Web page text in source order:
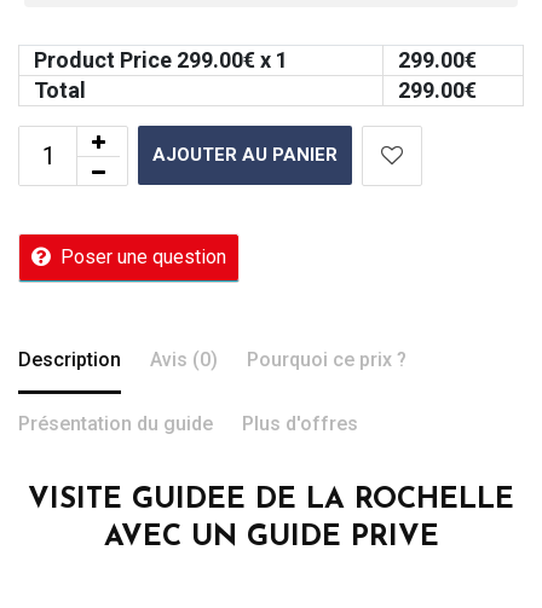
Product Price 299.00€ x 1 299.00€
Total
299.00€
AJOUTER AU PANIER
Poser une question
Description Avis (0) Pourquoi ce prix ?
Présentation du guide Plus d'offres
VISITE GUIDEE DE LA ROCHELLE
AVEC UN GUIDE PRIVE